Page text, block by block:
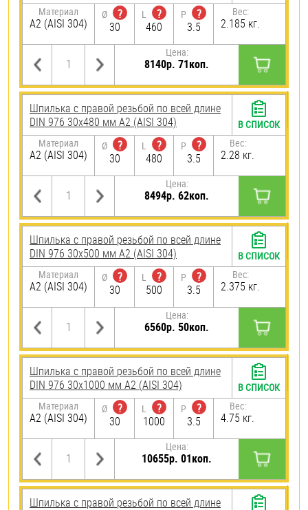
Материал
А2 (AISI 304)
Ø
?
30
L
?
460
P
?
3.5
Вес:
2.185 кг.
Цена:
8140р. 71коп.
Шпилька с правой резьбой по всей длине
DIN 976 30х480 мм А2 (AISI 304)
Материал
А2 (AISI 304)
Ø
?
30
L
?
480
P
?
3.5
Вес:
2.28 кг.
Цена:
8494р. 62коп.
В СПИСОК
Шпилька с правой резьбой по всей длине
DIN 976 30х500 мм А2 (AISI 304)
Материал
А2 (AISI 304)
Ø
?
30
L
?
500
P
?
3.5
Вес:
2.375 кг.
Цена:
6560р. 50коп.
В СПИСОК
Шпилька с правой резьбой по всей длине
DIN 976 30х1000 мм А2 (AISI 304)
Материал
А2 (AISI 304)
Ø
?
30
L
?
1000
P
?
3.5
Вес:
4.75 кг.
Цена:
10655р. 01коп.
В СПИСОК
Шпилька с правой резьбой по всей длине